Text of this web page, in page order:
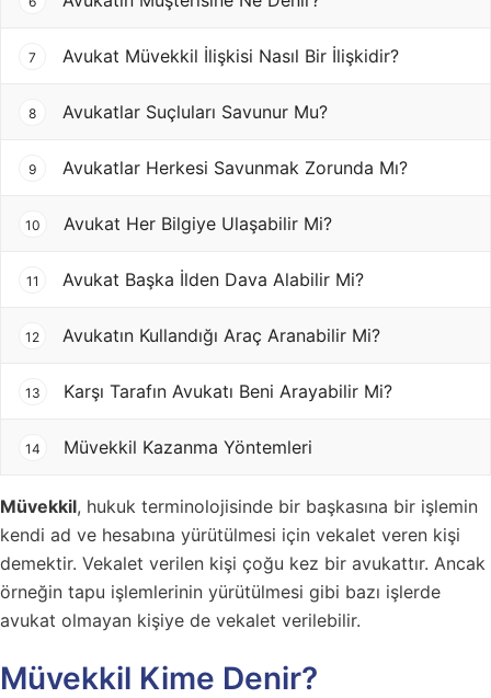
7 Avukat Müvekkil İlişkisi Nasıl Bir İlişkidir?
8 Avukatlar Suçluları Savunur Mu?
9 Avukatlar Herkesi Savunmak Zorunda Mı?
10 Avukat Her Bilgiye Ulaşabilir Mi?
11 Avukat Başka İlden Dava Alabilir Mi?
12 Avukatın Kullandığı Araç Aranabilir Mi?
13 Karşı Tarafın Avukatı Beni Arayabilir Mi?
14 Müvekkil Kazanma Yöntemleri
Müvekkil, hukuk terminolojisinde bir başkasına bir işlemin
kendi ad ve hesabına yürütülmesi için vekalet veren kişi
demektir. Vekalet verilen kişi çoğu kez bir avukattır. Ancak
örneğin tapu işlemlerinin yürütülmesi gibi bazı işlerde
avukat olmayan kişiye de vekalet verilebilir.
Müvekkil Kime Denir?